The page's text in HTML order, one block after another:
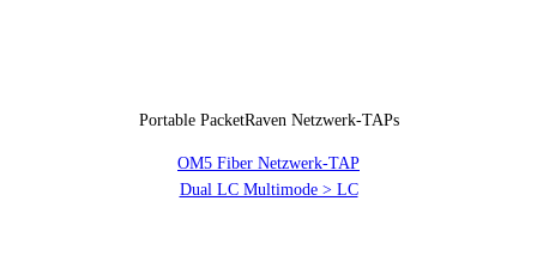
Portable PacketRaven Netzwerk-TAPs
OM5 Fiber Netzwerk-TAP
Dual LC Multimode > LC